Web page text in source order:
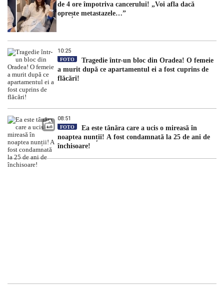
de 4 ore împotriva cancerului! „Voi afla dacă
oprește metastazele…”
10:25
FOTO
Tragedie într-un bloc din Oradea! O femeie
a murit după ce apartamentul ei a fost cuprins de
flăcări!
08:51
FOTO
Ea este tânăra care a ucis o mireasă în
noaptea nunții! A fost condamnată la 25 de ani de
închisoare!